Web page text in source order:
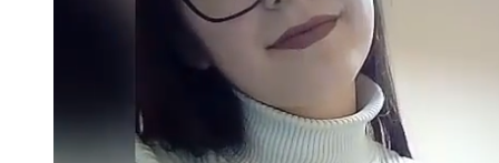
102,6 FM
Чирмешән
107,7 FM